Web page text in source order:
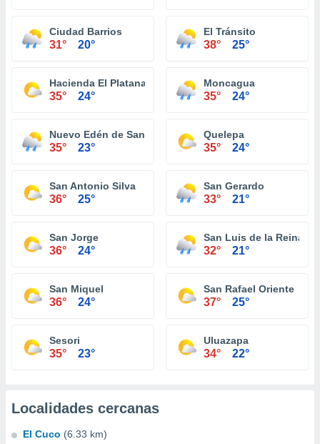
Ciudad Barrios
31° 20°
El Tránsito
38° 25°
Hacienda El Platanar
35° 24°
Moncagua
35° 24°
Nuevo Edén de San Juan
35° 23°
Quelepa
35° 24°
San Antonio Silva
36° 25°
San Gerardo
33° 21°
San Jorge
36° 24°
San Luis de la Reina
32° 21°
San Miquel
36° 24°
San Rafael Oriente
37° 25°
Sesori
35° 23°
Uluazapa
34° 22°
Localidades cercanas
El Cuco (6.33 km)